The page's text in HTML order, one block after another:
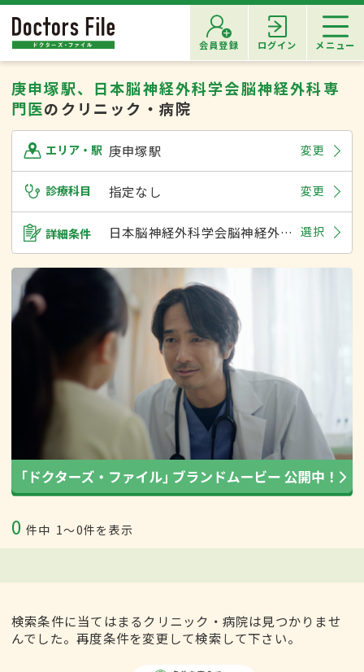
会員登録 ログイン メニュー
庚申塚駅、日本脳神経外科学会脳神経外科専
門医のクリニック・病院
エリア・駅 庚申塚駅 変更
診療科目 指定なし 変更
詳細条件 日本脳神経外科学会脳神経外科専門医 選択
0 件中 1〜0件を表示
検索条件に当てはまるクリニック・病院は見つかりませ
んでした。再度条件を変更して検索して下さい。